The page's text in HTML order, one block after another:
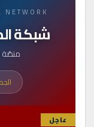
شبكة
منصّة
الجمعة 8 مايو
عاجل